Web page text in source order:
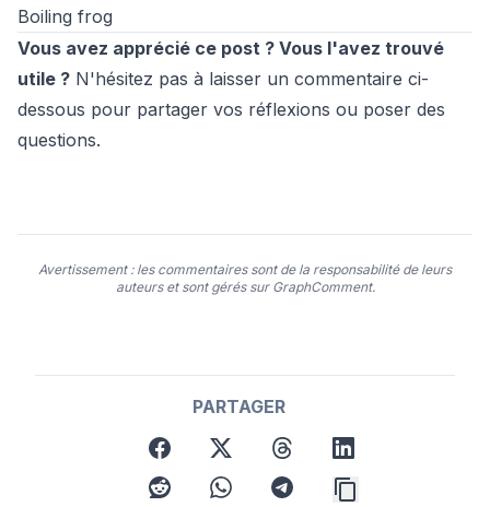
Boiling frog
Vous avez apprécié ce post ? Vous l'avez trouvé
utile ? N'hésitez pas à laisser un commentaire ci-
dessous pour partager vos réflexions ou poser des
questions.
Avertissement : les commentaires sont de la responsabilité de leurs
auteurs et sont gérés sur GraphComment.
PARTAGER
facebooktwitter threads linkedin
reddit whatsapptelegram